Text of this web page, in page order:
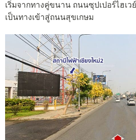
เริ่มจากทางคู่ขนาน ถนนซุปเปอร์ไฮเว
เป็นทางเข้าสู่ถนนสุขเกษม